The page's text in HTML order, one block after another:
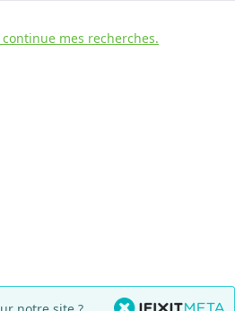
continue mes recherches.